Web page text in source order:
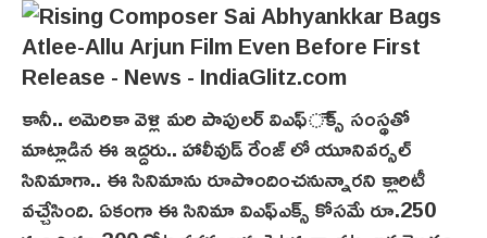
కానీ.. అమెరికా వెళ్లి మరి పాపులర్ విఎఫ్ెక్స్ సంస్థతో
మాట్లాడిన ఈ ఇద్దరు.. హాలీవుడ్ రేంజ్ లో యూనివర్సల్‌
సినిమాగా.. ఈ సినిమాను రూపొందించనున్నారని క్లారిటీ
వచ్చేసింది. ఏకంగా ఈ సినిమా విఎఫ్ఎక్స్ కోసమే రూ.250